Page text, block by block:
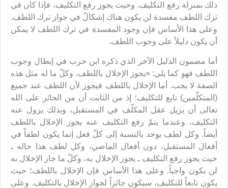
ذلك بمنزلة رفع التكليف. وحيث يجوز رفع التكليف، فإذا كان في
ترك اللطف مفسدة لن يكون هناك إشكالٌ في جواز ترك اللطف.
وعلى هذا الأساس فإن وجود المفسدة في ترك اللطف لا يمكن
أن يكون دليلاً على وجوب اللطف.
أما مضمون الدليل الآخر الذي ذكره ابن حرب في إبطال وجوب
اللطف فهو كما يلي: «يجوز الإخلال باللطف، وكلّ ما له مثل هذه
الصفة لا يجب. أما الإخلال باللطف فيجوز لأن اللطف عند جميع
(المتكلّمين) تابع للتكليف؛ إذ من الثابت أن من الجائز على الله
تعالى أن يزيل عقل المكلّف في المستقبل، وبذلك يزول عنه
التكليف، وعندما يتمّ رفع التكليف عنه يجوز الإخلال باللطف
أيضاً. وكل لطف يوجد بالنسبة إلى كلّ فعل إنما يكون لطفاً في
أفعال المستقبل، دون أفعال الماضي، وكل لطف هذا حاله ـ
حيث يجوز رفع التكليف ـ يجوز الإخلال به، وكلّ ما جاز الإخلال به
لن يكون واجباً. وعلى هذا الأساس فإن الإخلال باللطف؛ حيث
يكون تابعاً للتكليف، سيكون جائزاً لجواز الإخلال بالتكليف. وعلى